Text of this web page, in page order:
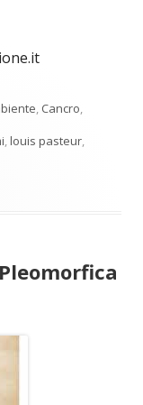
, Cancro,
,louis pasteur,